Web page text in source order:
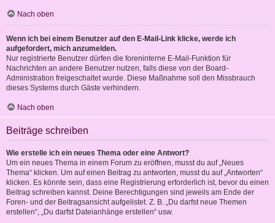
Nach oben
Wenn ich bei einem Benutzer auf den E-Mail-Link klicke, werde ich
aufgefordert, mich anzumelden.
Nur registrierte Benutzer dürfen die foreninterne E-Mail-Funktion für
Nachrichten an andere Benutzer nutzen, falls diese von der Board-
Administration freigeschaltet wurde. Diese Maßnahme soll den Missbrauch
dieses Systems durch Gäste verhindern.
Nach oben
Beiträge schreiben
Wie erstelle ich ein neues Thema oder eine Antwort?
Um ein neues Thema in einem Forum zu eröffnen, musst du auf „Neues
Thema“ klicken. Um auf einen Beitrag zu antworten, musst du auf „Antworten“
klicken. Es könnte sein, dass eine Registrierung erforderlich ist, bevor du einen
Beitrag schreiben kannst. Deine Berechtigungen sind jeweils am Ende der
Foren- und der Beitragsansicht aufgelistet. Z. B. „Du darfst neue Themen
erstellen“, „Du darfst Dateianhänge erstellen“ usw.